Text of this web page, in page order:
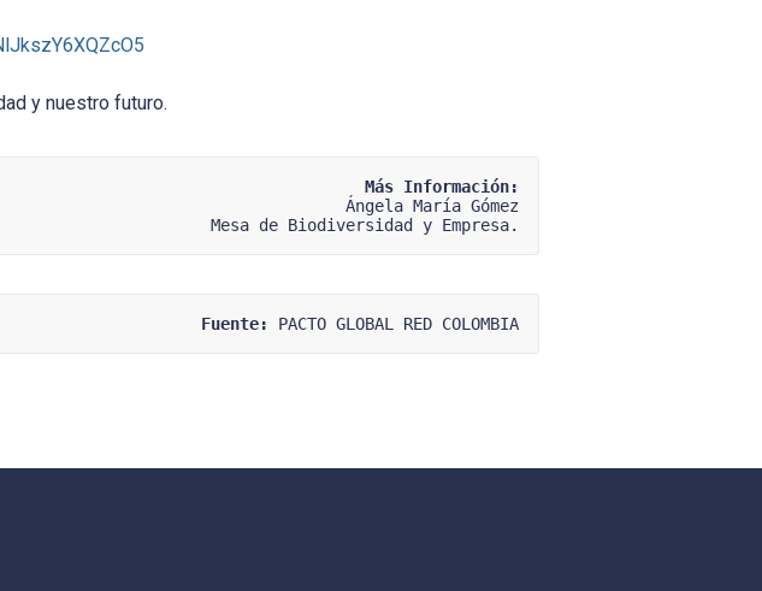
y nuestro futuro.
Más Información:
Ángela María Gómez
Mesa de Biodiversidad y Empresa.
Fuente: PACTO GLOBAL RED COLOMBIA